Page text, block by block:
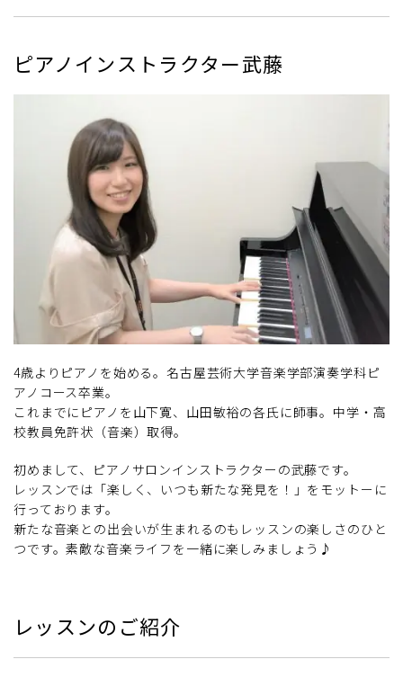
ピアノインストラクター武藤
4歳よりピアノを始める。名古屋芸術大学音楽学部演奏学科ピ
アノコース卒業。
これまでにピアノを山下寛、山田敏裕の各氏に師事。中学・高
校教員免許状（音楽）取得。
初めまして、ピアノサロンインストラクターの武藤です。
レッスンでは「楽しく、いつも新たな発見を！」をモットーに
行っております。
新たな音楽との出会いが生まれるのもレッスンの楽しさのひと
つです。素敵な音楽ライフを一緒に楽しみましょう♪
レッスンのご紹介